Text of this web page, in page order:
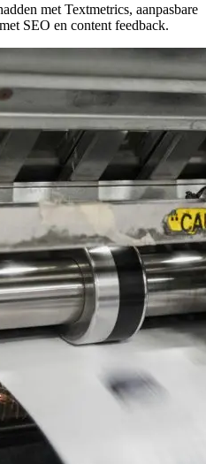
met Textmetrics, aanpasbare
SEO en content feedback.